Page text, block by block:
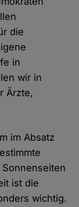
die
in
wir in
Ärzte,
im Absatz
ist die
wichtig.